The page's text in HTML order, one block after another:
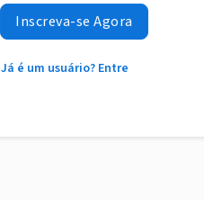
Inscreva-se Agora
Já é um usuário? Entre